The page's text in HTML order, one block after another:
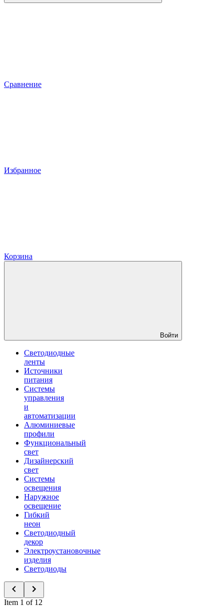
Сравнение
Избранное
Корзина
Войти
Светодиодные
ленты
Источники
питания
Системы
управления
и
автоматизации
Алюминиевые
профили
Функциональный
свет
Дизайнерский
свет
Системы
освещения
Наружное
освещение
Гибкий
неон
Светодиодный
декор
Электроустановочные
изделия
Светодиоды
Item 1 of 12